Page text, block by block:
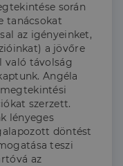
során
tanácsokat
az igényeinket,
a jövőre
való távolság
Angéla
szerzett.
lényeges
döntést
teszi
az
hónap
4 hét
Script.com
szolgáltatás
használja a
látogatói cookie-
k beleegyezési
beállításainak
emlékezésére.
Szükséges, hogy
cookie banner
megfelelően
működjön.
Google